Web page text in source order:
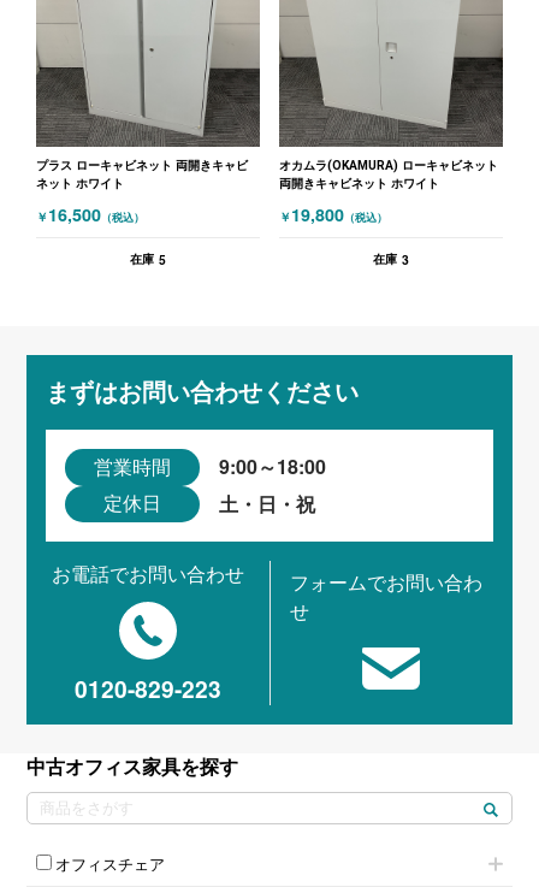
プラス ローキャビネット 両開きキャビ
ネット ホワイト
￥ 16,500 （税込）
在庫 5
オカムラ(OKAMURA) ローキャビネット
両開きキャビネット ホワイト
￥ 19,800 （税込）
在庫 3
まずはお問い合わせください
営業時間 9:00～18:00
定休日 土・日・祝
お電話でお問い合わせ
0120-829-223
フォームでお問い合わ
せ
中古オフィス家具を探す
オフィスチェア